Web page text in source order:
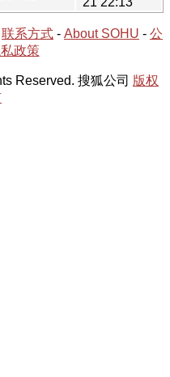
联系方式 - About SOHU - 公
政策
Reserved. 搜狐公司 版权